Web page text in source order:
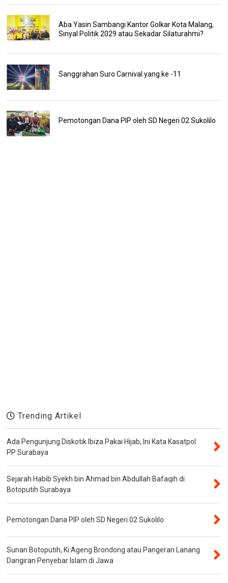
Aba Yasin Sambangi Kantor Golkar Kota Malang,
Sinyal Politik 2029 atau Sekadar Silaturahmi?
Sanggrahan Suro Carnival yang ke -11
Pemotongan Dana PIP oleh SD Negeri 02 Sukolilo
Trending Artikel
Ada Pengunjung Diskotik Ibiza Pakai Hijab, Ini Kata Kasatpol
PP Surabaya
Sejarah Habib Syekh bin Ahmad bin Abdullah Bafaqih di
Botoputih Surabaya
Pemotongan Dana PIP oleh SD Negeri 02 Sukolilo
Sunan Botoputih, Ki Ageng Brondong atau Pangeran Lanang
Dangiran Penyebar Islam di Jawa